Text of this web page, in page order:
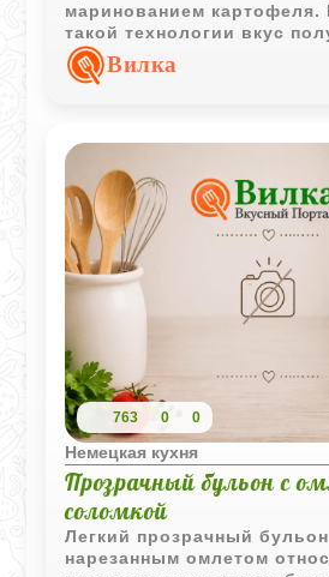
маринованием картофеля.
такой технологии вкус
насыщенным, а майонезная
делает блюдо особенно
Вилка
763 0 0
Немецкая кухня
Прозрачный бульон с
соломкой
Легкий прозрачный бульон
нарезанным омлетом